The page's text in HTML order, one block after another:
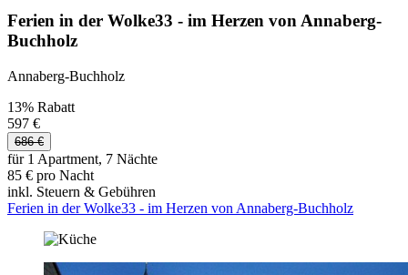
Ferien in der Wolke33 - im Herzen von Annaberg-
Buchholz
Annaberg-Buchholz
13% Rabatt
597 €
686 €
für 1 Apartment, 7 Nächte
85 € pro Nacht
inkl. Steuern & Gebühren
Ferien in der Wolke33 - im Herzen von Annaberg-Buchholz